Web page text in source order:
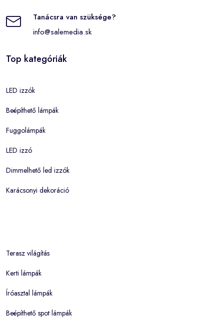
Tanácsra van szüksége?
info@salemedia.sk
Top kategóriák
LED izzók
Beépíthető lámpák
Fuggolámpák
LED izzó
Dimmelhető led izzók
Karácsonyi dekoráció
Terasz világítás
Kerti lámpák
Íróasztal lámpák
Beépíthető spot lámpák